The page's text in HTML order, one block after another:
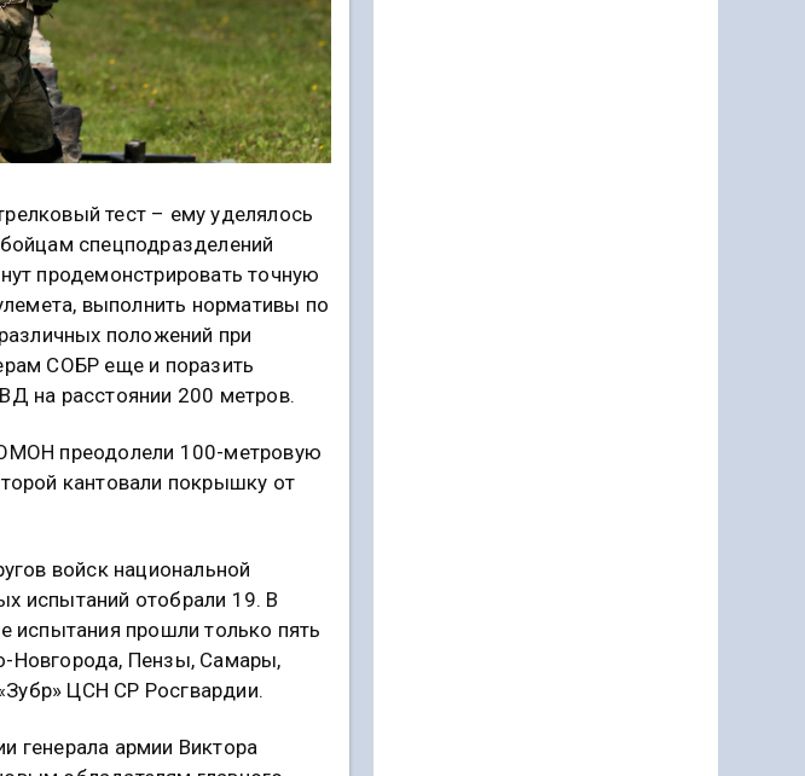
тест – ему уделялось
спецподразделений
продемонстрировать точную
выполнить нормативы по
положений при
СОБР еще и поразить
на расстоянии 200 метров.
преодолели 100-метровую
кантовали покрышку от
войск национальной
испытаний отобрали 19. В
испытания прошли только пять
Новгорода, Пензы, Самары,
ЦСН СР Росгвардии.
генерала армии Виктора